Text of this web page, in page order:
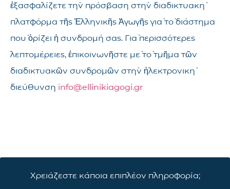
ἐξασφαλίζετε τὴν πρόσβαση στὴν διαδικτυακὴ
πλατφόρμα τῆς Ἑλληνικῆς Ἀγωγῆς γιὰ τὸ διάστημα
ποὺ ὁρίζει ἡ συνδρομή σας. Γιὰ περισσότερες
λεπτομέρειες, ἐπικοινωνῆστε μὲ τὸ τμῆμα τῶν
διαδικτυακῶν συνδρομῶν στὴν ἠλεκτρονικὴ
διεύθυνση info@ellinikiagogi.gr
Χρειάζεστε κάποια επιπλέον πληροφορία;